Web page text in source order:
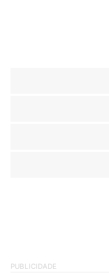
PUBLICIDADE